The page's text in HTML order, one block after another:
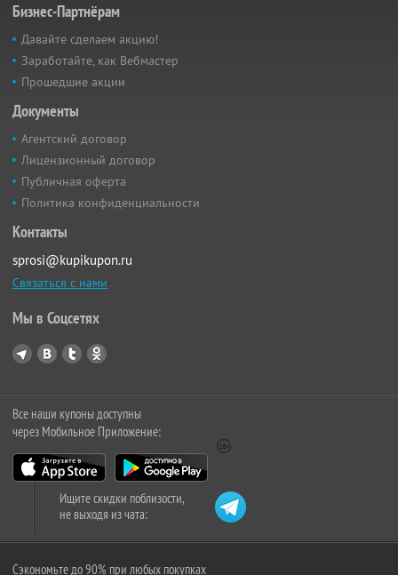
Бизнес-Партнёрам
Давайте сделаем акцию!
Заработайте, как Вебмастер
Прошедшие акции
Документы
Агентский договор
Лицензионный договор
Публичная оферта
Политика конфиденциальности
Контакты
sprosi@kupikupon.ru
Связаться с нами
Мы в Соцсетях
Все наши купоны доступны
через Мобильное Приложение:
Ищите скидки поблизости,
не выходя из чата:
Сэкономьте до 90% при любых покупках